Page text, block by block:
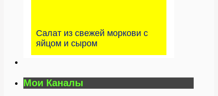
Салат из свежей моркови с
яйцом и сыром
Мои Каналы